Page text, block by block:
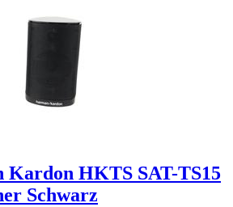
Kardon HKTS SAT-TS15
Schwarz